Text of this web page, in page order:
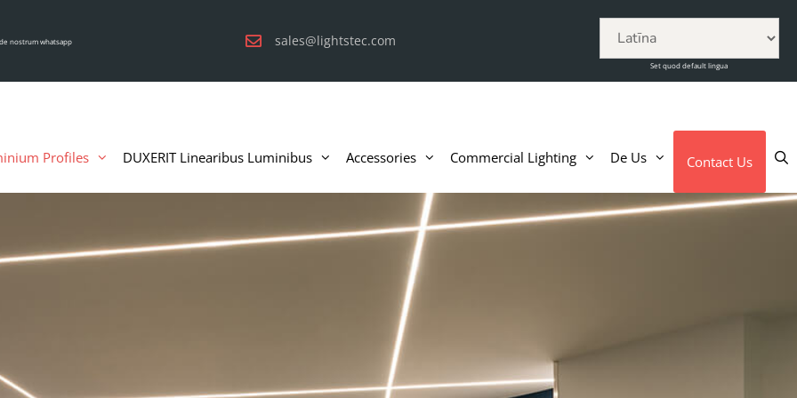
nostrum whatsapp sales@lightstec.com
Set quod default lingua
Profiles DUXERIT Linearibus Luminibus Accessories Commercial Lighting De Us Contact Us